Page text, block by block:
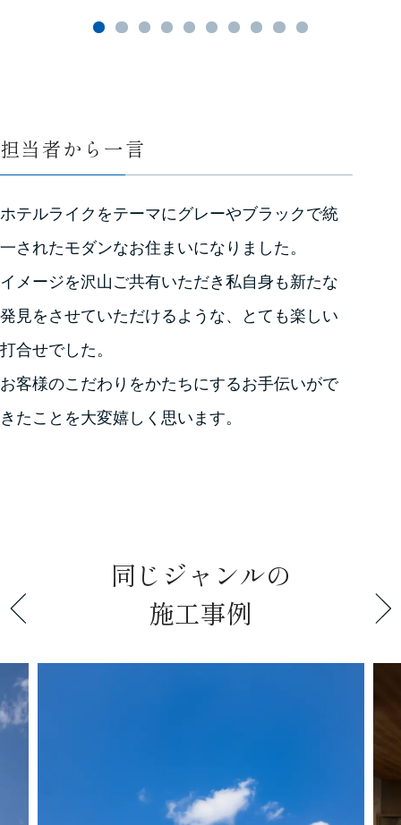
担当者から一言
ホテルライクをテーマにグレーやブラックで統
一されたモダンなお住まいになりました。
イメージを沢山ご共有いただき私自身も新たな
発見をさせていただけるような、とても楽しい
打合せでした。
お客様のこだわりをかたちにするお手伝いがで
きたことを大変嬉しく思います。
同じジャンルの
施工事例